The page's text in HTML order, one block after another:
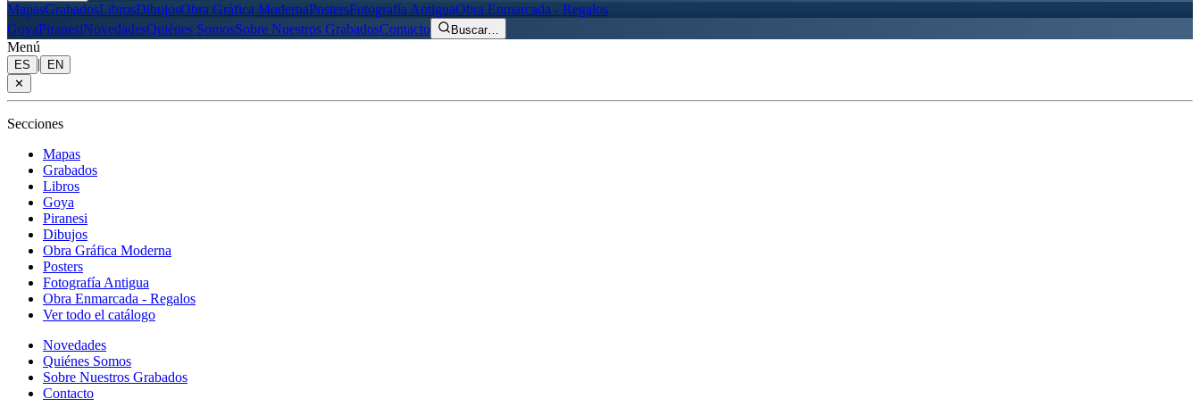
MapasGrabadosLibrosDibujosObra Gráfica ModernaPostersFotografía AntiguaObra Enmarcada - Regalos
GoyaPiranesiNovedadesQuiénes SomosSobre Nuestros GrabadosContacto Buscar…
Menú
ES |
EN
✕
Secciones
Mapas
Grabados
Libros
Goya
Piranesi
Dibujos
Obra Gráfica Moderna
Posters
Fotografía Antigua
Obra Enmarcada - Regalos
Ver todo el catálogo
Novedades
Quiénes Somos
Sobre Nuestros Grabados
Contacto